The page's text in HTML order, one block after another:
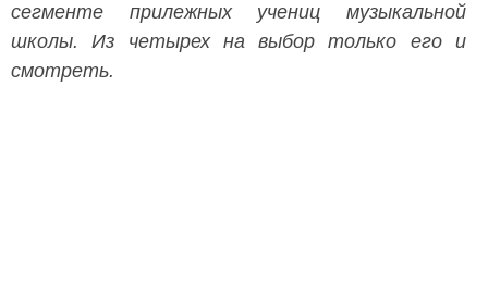
сегменте прилежных учениц музыкальной
школы. Из четырех на выбор только его и
смотреть.